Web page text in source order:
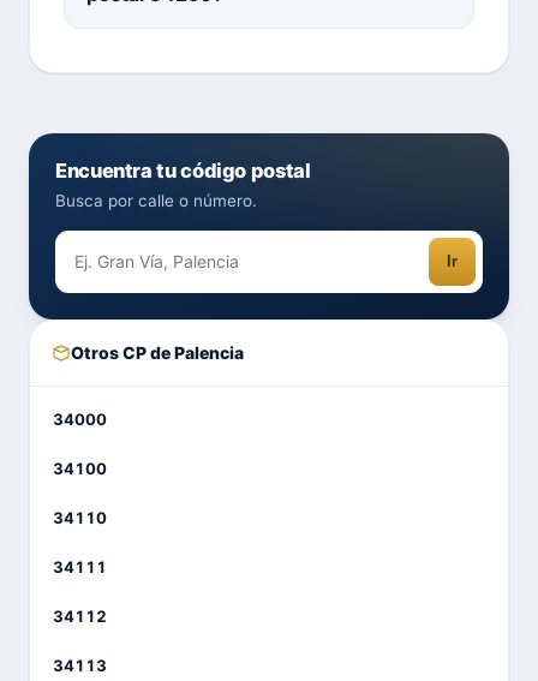
Encuentra tu código postal
Busca por calle o número.
Ir
Otros CP de Palencia
34000
34100
34110
34111
34112
34113